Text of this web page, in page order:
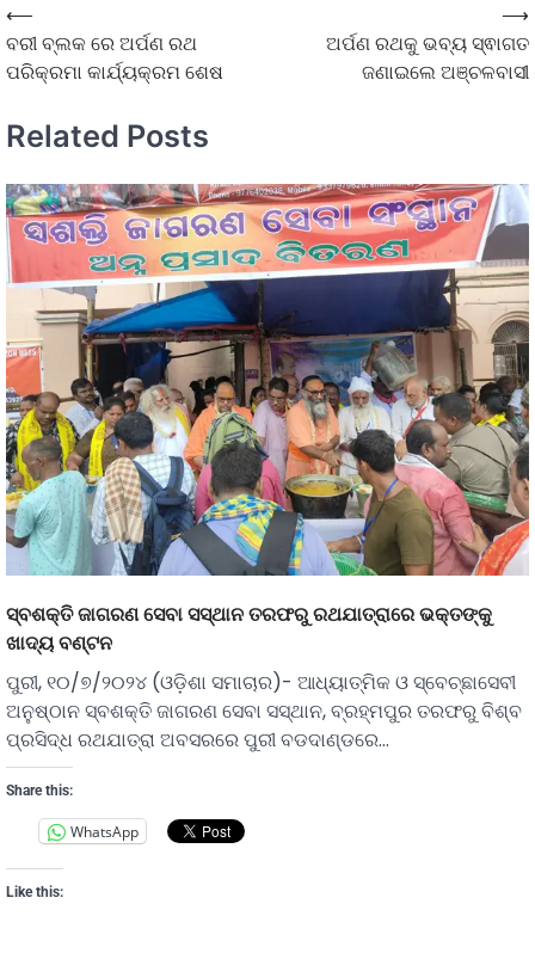
⟵
ବରୀ ବ୍ଲକ ରେ ଅର୍ପଣ ରଥ
ପରିକ୍ରମା କାର୍ଯ୍ୟକ୍ରମ ଶେଷ
ଅର୍ପଣ ରଥକୁ ଭବ୍ୟ ସ୍ଵାଗତ
ଜଣାଇଲେ ଅଞ୍ଚଳବାସୀ
⟶
Related Posts
ସ୍ବଶକ୍ତି ଜାଗରଣ ସେବା ସସ୍ଥାନ ତରଫରୁ ରଥଯାତ୍ରାରେ ଭକ୍ତଙ୍କୁ
ଖାଦ୍ୟ ବଣ୍ଟନ
ପୁରୀ, ୧୦/୭/୨୦୨୪ (ଓଡ଼ିଶା ସମାଚାର)- ଆଧ୍ୟାତ୍ମିକ ଓ ସ୍ବେଚ୍ଛାସେବୀ
ଅନୁଷ୍ଠାନ ସ୍ବଶକ୍ତି ଜାଗରଣ ସେବା ସସ୍ଥାନ, ବ୍ରହ୍ମପୁର ତରଫରୁ ବିଶ୍ବ
ପ୍ରସିଦ୍ଧ ରଥଯାତ୍ରା ଅବସରରେ ପୁରୀ ବଡଦାଣ୍ଡରେ…
Share this:
WhatsApp
Like this: